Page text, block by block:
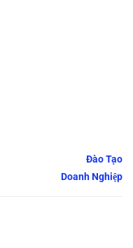
Đào Tạo
Doanh Nghiệp